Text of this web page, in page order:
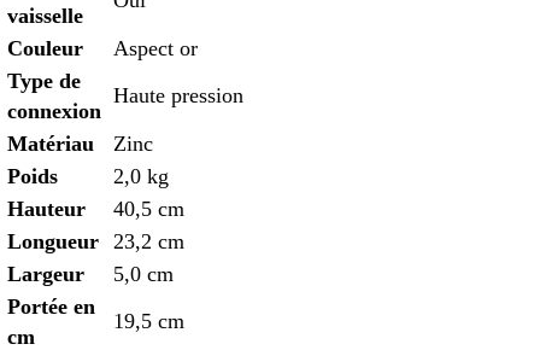
vaisselle
Couleur
Aspect or
Type de
connexion
Haute pression
Matériau
Zinc
Poids
2,0 kg
Hauteur
40,5 cm
Longueur
23,2 cm
Largeur
5,0 cm
Portée en
cm
19,5 cm